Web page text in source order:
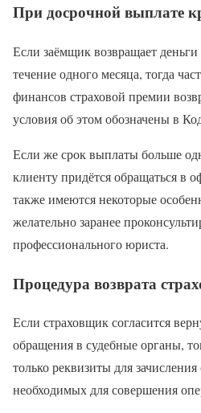
При досрочной выплате
Если заёмщик возвращает
течение одного месяца, тогда
финансов страховой премии
условия об этом обозначены в
Если же срок выплаты больше
клиенту придётся обращаться в
также имеются некоторые
желательно заранее
профессионального юриста.
Процедура возврата
Если страховщик согласится
обращения в судебные органы,
только реквизиты для
необходимых для совершения